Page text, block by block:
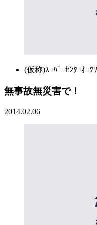
(仮称)ｽｰﾊﾟｰｾﾝﾀｰｵｰ
無事故無災害で！
2014.02.06